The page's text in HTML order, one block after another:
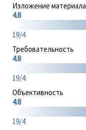
Изложение материала
4.8
19/4
Требовательность
4.8
19/4
Объективность
4.8
19/4